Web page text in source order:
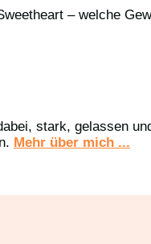
– welche
stark, gelassen
Mehr über mich ...